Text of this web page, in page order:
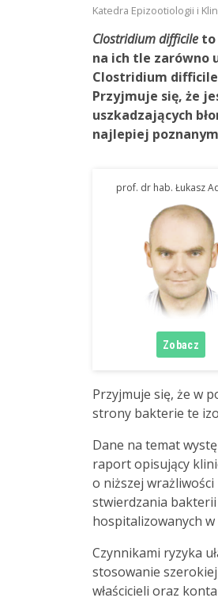
Katedra Epizootiologii i
Clostridium difficile to
na ich tle zarówno
Clostridium
Przyjmuje się, że
uszkadzających
najlepiej
prof. dr hab. Łukasz
Przyjmuje się, że w
strony bakterie te
Dane na temat
raport opisujący
o niższej
stwierdzania
hospitalizowanych w
Czynnikami ryzyka
stosowanie
właścicieli oraz